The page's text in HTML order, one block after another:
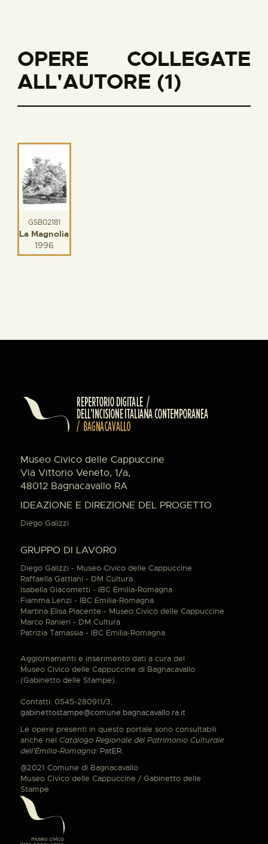
OPERE COLLEGATE
ALL'AUTORE (1)
GSB02181
La Magnolia
1996
Museo Civico delle Cappuccine
Via Vittorio Veneto, 1/a,
48012 Bagnacavallo RA
IDEAZIONE E DIREZIONE DEL PROGETTO
Diego Galizzi
GRUPPO DI LAVORO
Diego Galizzi - Museo Civico delle Cappuccine
Raffaella Gattiani - DM Cultura
Isabella Giacometti - IBC Emilia-Romagna
Fiamma Lenzi - IBC Emilia-Romagna
Martina Elisa Piacente - Museo Civico delle Cappuccine
Marco Ranieri - DM Cultura
Patrizia Tamassia - IBC Emilia-Romagna
Aggiornamenti e inserimento dati a cura del
Museo Civico delle Cappuccine di Bagnacavallo
(Gabinetto delle Stampe).
Contatti: 0545-280911/3;
gabinettostampe@comune.bagnacavallo.ra.it
Le opere presenti in questo portale sono consultabili
anche nel Catalogo Regionale del Patrimonio Culturale
dell'Emilia-Romagna: PatER.
@2021 Comune di Bagnacavallo
Museo Civico delle Cappuccine / Gabinetto delle
Stampe